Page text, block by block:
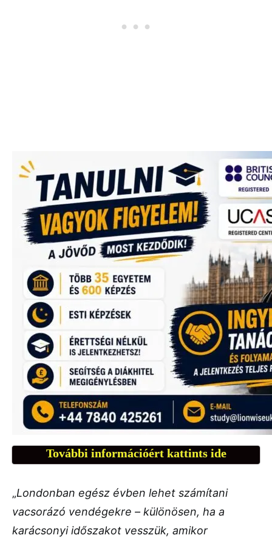
További információért kattints ide
„Londonban egész évben lehet számítani
vacsorázó vendégekre – különösen, ha a
karácsonyi időszakot vesszük, amikor